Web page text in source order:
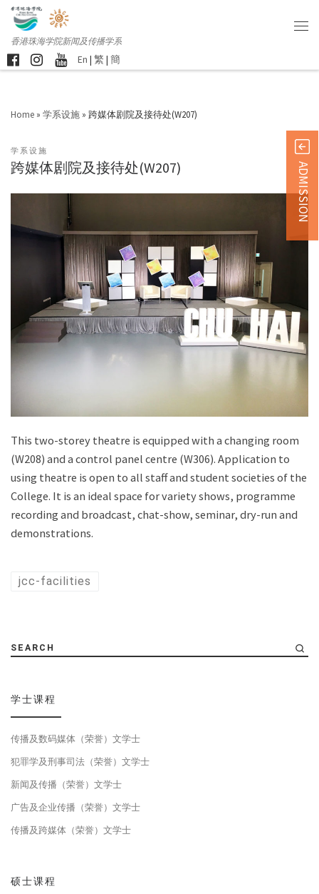
香港珠海学院新闻及传播学系
En | 繁 | 簡
Home » 学系设施 » 跨媒体剧院及接待处(W207)
学系设施
跨媒体剧院及接待处(W207)
This two-storey theatre is equipped with a changing room
(W208) and a control panel centre (W306). Application to
using theatre is open to all staff and student societies of the
College. It is an ideal space for variety shows, programme
recording and broadcast, chat-show, seminar, dry-run and
demonstrations.
jcc-facilities
SEARCH
学士课程
传播及数码媒体（荣誉）文学士
犯罪学及刑事司法（荣誉）文学士
新闻及传播（荣誉）文学士
广告及企业传播（荣誉）文学士
传播及跨媒体（荣誉）文学士
硕士课程
ADMISSION